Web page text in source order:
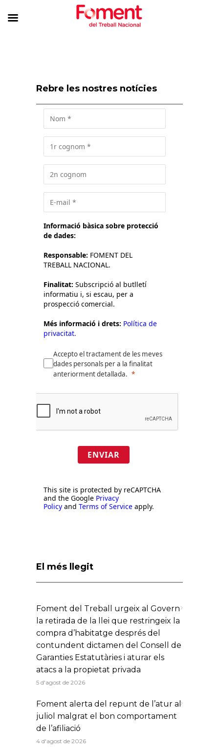
Rebre les nostres notícies
Informació bàsica sobre protecció
de dades:
Responsable: FOMENT DEL
TREBALL NACIONAL.
Finalitat: Subscripció al butlletí
informatiu i, si escau, per a
prospecció comercial.
Més informació i drets: Política de
privacitat.
Accepto el tractament de les meves
dades personals per a la finalitat
anteriorment detallada.
ENVIAR
This site is protected by reCAPTCHA
and the Google Privacy
Policy and Terms of Service apply.
El més llegit
Foment del Treball urgeix al Govern
la retirada de la llei que restringeix la
compra d’habitatge després del
contundent dictamen del Consell de
Garanties Estatutàries i aturar els
atacs a la propietat privada
5 d'agost de 2026
Foment alerta del repunt de l’atur al
juliol malgrat el bon comportament
de l’afiliació
4 d'agost de 2026